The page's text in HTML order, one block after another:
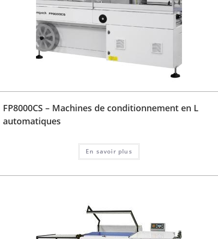
FP8000CS – Machines de conditionnement en L
automatiques
En savoir plus